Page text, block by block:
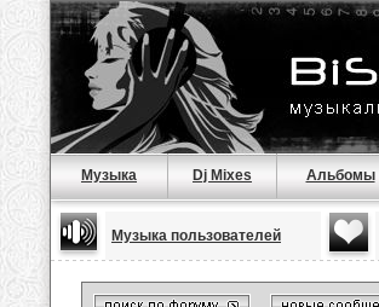
Музыка Dj Mixes Альбомы
Музыка пользователей